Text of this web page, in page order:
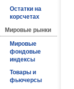
Остатки на
корсчетах
Мировые рынки
Мировые
фондовые
индексы
Товары и
фьючерсы